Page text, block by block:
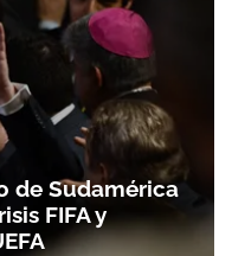
de Sudamérica
FIFA y